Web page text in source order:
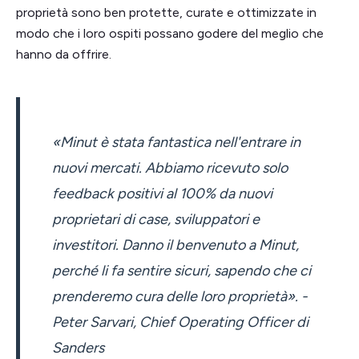
proprietà sono ben protette, curate e ottimizzate in
modo che i loro ospiti possano godere del meglio che
hanno da offrire.
«Minut è stata fantastica nell'entrare in
nuovi mercati. Abbiamo ricevuto solo
feedback positivi al 100% da nuovi
proprietari di case, sviluppatori e
investitori. Danno il benvenuto a Minut,
perché li fa sentire sicuri, sapendo che ci
prenderemo cura delle loro proprietà». -
Peter Sarvari, Chief Operating Officer di
Sanders